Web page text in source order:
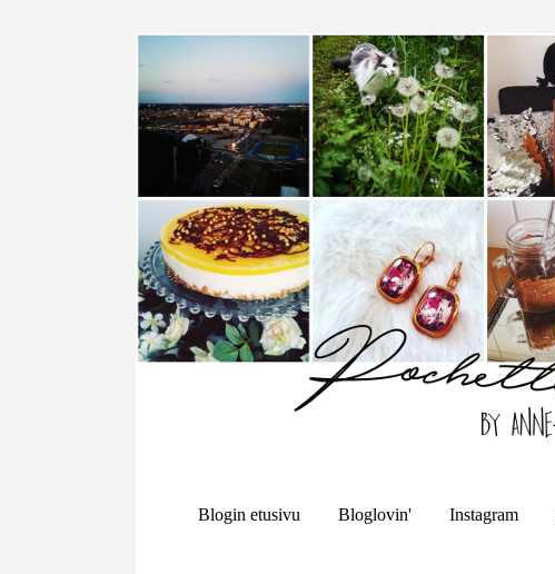
Blogin etusivu Bloglovin' Instagram